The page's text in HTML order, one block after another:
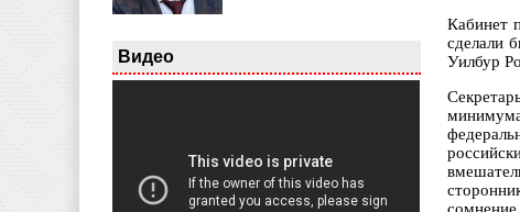
Видео
Кабинет
сделали
Уилбур